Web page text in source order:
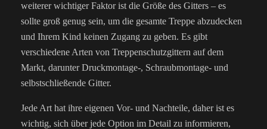
weiterer wichtiger Faktor ist die Größe des Gitters – es
sollte groß genug sein, um die gesamte Treppe abzudecken
und Ihrem Kind keinen Zugang zu geben. Es gibt
verschiedene Arten von Treppenschutzgittern auf dem
Markt, darunter Druckmontage-, Schraubmontage- und
selbstschließende Gitter.
Jede Art hat ihre eigenen Vor- und Nachteile, daher ist es
wichtig, sich über jede Option im Detail zu informieren,